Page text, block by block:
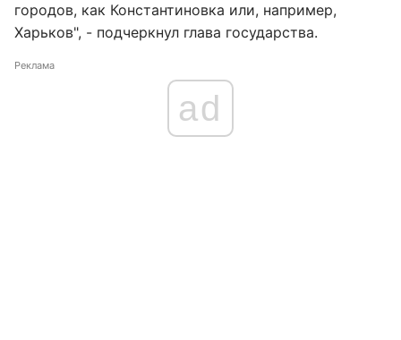
городов, как Константиновка или, например,
Харьков", - подчеркнул глава государства.
Реклама
ad